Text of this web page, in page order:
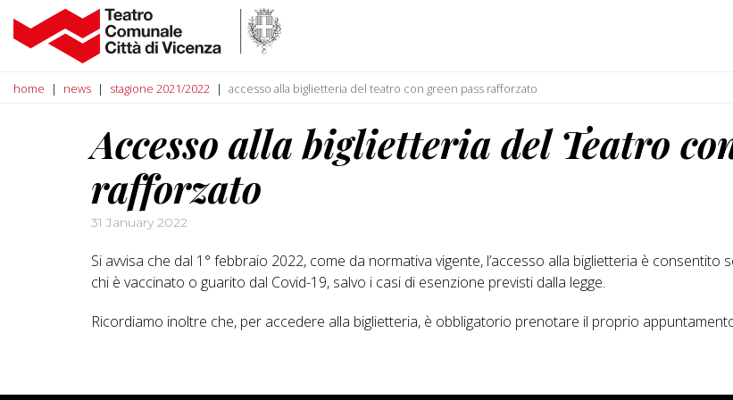
home news stagione 2021/2022 accesso alla biglietteria del teatro con green pass rafforzato
Accesso alla biglietteria del Teatro
rafforzato
31 January 2022
Si avvisa che dal 1° febbraio 2022, come da normativa vigente, l’accesso alla biglietteria è
chi è vaccinato o guarito dal Covid-19, salvo i casi di esenzione previsti dalla legge.
Ricordiamo inoltre che, per accedere alla biglietteria, è obbligatorio prenotare il proprio